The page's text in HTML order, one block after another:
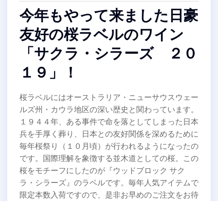
今年もやって来ました日豪
友好の桜ラベルのワイン
「サクラ・シラーズ ２０
１９」！
桜ラベルにはオーストラリア・ニューサウスウェー
ルズ州・カウラ地区の深い歴史と関わっています。
１９４４年、ある事件で命を落としてしまった日本
兵を手厚く葬り、日本との友好関係を深めるために
毎年桜祭り（１０月頃）が行われるようになったの
です。国際理解を象徴する並木道としての桜。この
桜をモチーフにしたのが『ウッドブロック サク
ラ・シラーズ』のラベルです。毎年人気アイテムで
限定本数入荷ですので、是非お早めのご注文をお待